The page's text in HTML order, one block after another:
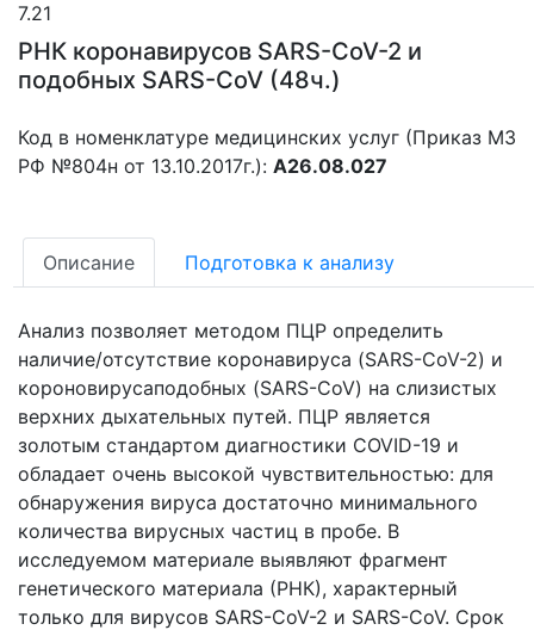
7.21
РНК коронавирусов SARS-CoV-2 и
подобных SARS-CoV (48ч.)
Код в номенклатуре медицинских услуг (Приказ МЗ
РФ №804н от 13.10.2017г.): A26.08.027
Описание Подготовка к анализу
Анализ позволяет методом ПЦР определить
наличие/отсутствие коронавируса (SARS-CoV-2) и
короновирусаподобных (SARS-CoV) на слизистых
верхних дыхательных путей. ПЦР является
золотым стандартом диагностики COVID-19 и
обладает очень высокой чувствительностью: для
обнаружения вируса достаточно минимального
количества вирусных частиц в пробе. В
исследуемом материале выявляют фрагмент
генетического материала (РНК), характерный
только для вирусов SARS-СoV-2 и SARS-CoV. Срок